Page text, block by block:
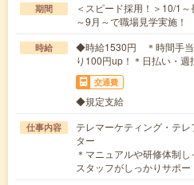
期間
＜スピード採用！＞10/1
～9月～で職場見学実施！
時給
◆時給1530円 ＊時間手当
り100円up！＊日払い・週
交通費
◆規定支給
仕事内容
テレマーケティング・テ
ター
＊マニュアルや研修体制
スタッフがしっかりサポ